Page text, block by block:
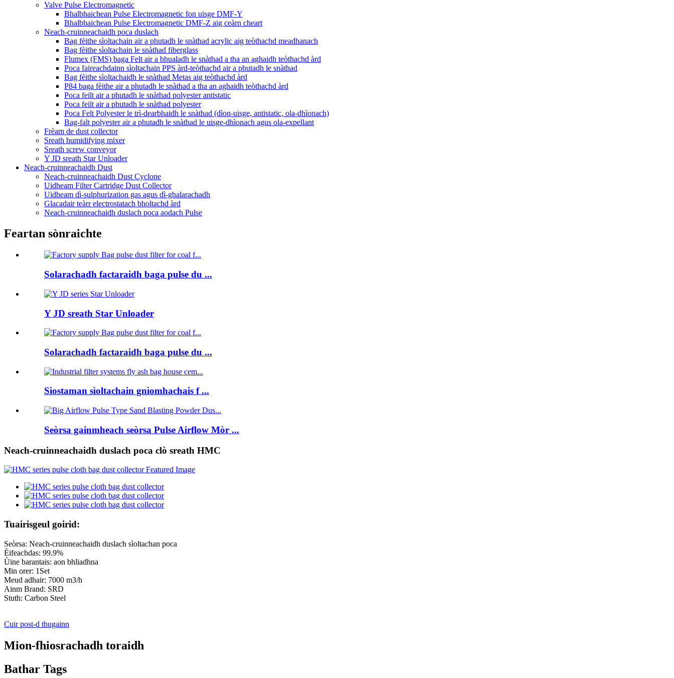
Valve Pulse Electromagnetic
Bhalbhaichean Pulse Electromagnetic fon uisge DMF-Y
Bhalbhaichean Pulse Electromagnetic DMF-Z aig ceàrn cheart
Neach-cruinneachaidh poca duslach
Bag fèithe sìoltachain air a phutadh le snàthad acrylic aig teòthachd meadhanach
Bag fèithe sìoltachain le snàthad fiberglass
Flumex (FMS) baga Felt air a bhualadh le snàthad a tha an aghaidh teòthachd àrd
Poca faireachdainn sìoltachain PPS àrd-teòthachd air a phutadh le snàthad
Bag fèithe sìoltachaidh le snàthad Metas aig teòthachd àrd
P84 baga fèithe air a phutadh le snàthad a tha an aghaidh teòthachd àrd
Poca feilt air a phutadh le snàthad polyester antistatic
Poca feilt air a phutadh le snàthad polyester
Poca Felt Polyester le trì-dearbhaidh le snàthad (dìon-uisge, antistatic, ola-dhìonach)
Bag-falt polyester air a phutadh le snàthad le uisge-dhìonach agus ola-expellant
Frèam de dust collector
Sreath humidifying mixer
Sreath screw conveyor
Y JD sreath Star Unloader
Neach-cruinneachaidh Dust
Neach-cruinneachaidh Dust Cyclone
Uidheam Filter Cartridge Dust Collector
Uidheam dì-sulphurization gas agus dì-ghalarachadh
Glacadair teàrr electrostatach bholtachd àrd
Neach-cruinneachaidh duslach poca aodach Pulse
Feartan sònraichte
Solarachadh factaraidh baga pulse du ...
Y JD sreath Star Unloader
Solarachadh factaraidh baga pulse du ...
Siostaman sìoltachain gnìomhachais f ...
Seòrsa gainmheach seòrsa Pulse Airflow Mòr ...
Neach-cruinneachaidh duslach poca clò sreath HMC
Tuairisgeul goirid:
Seòrsa: Neach-cruinneachaidh duslach sìoltachan poca
Èifeachdas: 99.9%
Ùine barantais: aon bhliadhna
Min orer: 1Set
Meud adhair: 7000 m3/h
Ainm Brand: SRD
Stuth: Carbon Steel
Cuir post-d thugainn
Mion-fhiosrachadh toraidh
Bathar Tags